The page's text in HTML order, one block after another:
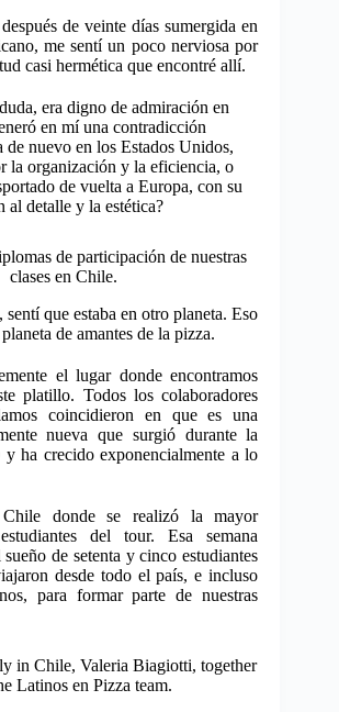
de veinte días sumergida en
me sentí un poco nerviosa por
casi hermética que encontré allí.
era digno de admiración en
en mí una contradicción
de nuevo en los Estados Unidos,
la organización y la eficiencia, o
de vuelta a Europa, con su
al detalle y la estética?
de participación de nuestras
clases en Chile.
que estaba en otro planeta. Eso
de amantes de la pizza.
el lugar donde encontramos
platillo. Todos los colaboradores
coincidieron en que es una
nueva que surgió durante la
y ha crecido exponencialmente a lo
donde se realizó la mayor
del tour. Esa semana
de setenta y cinco estudiantes
desde todo el país, e incluso
para formar parte de nuestras
in Chile, Valeria Biagiotti, together
Latinos en Pizza team.